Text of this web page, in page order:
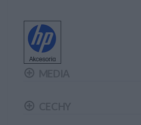
(1920 x 1080 pikseli), Quad HD
4K Ultra HD (3840 x 2160 pikseli), co
obraz i szczegółowość. Niektóre
technologie jak IPS, LED, czy nawet
jakość obrazu, kolorów i szerokie